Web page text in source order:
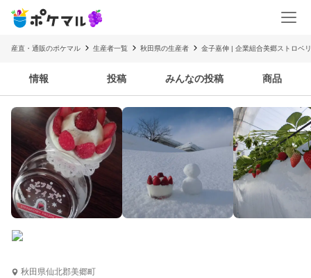
産直・通販のポケマル 生産者一覧 秋田県の生産者 金子嘉伸 | 企業組合美郷ストロベ
情報 投稿 みんなの投稿 商品
秋田県仙北郡美郷町